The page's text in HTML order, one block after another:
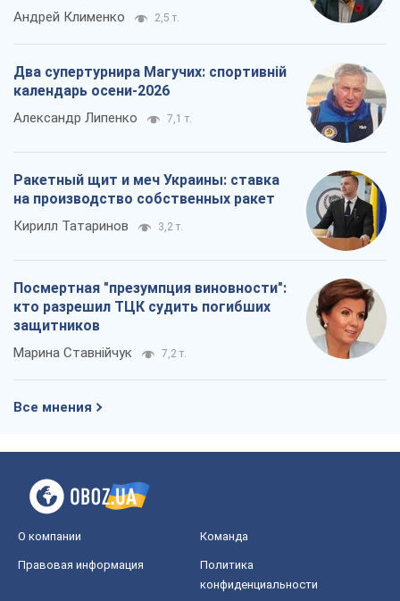
Андрей Клименко 2,5 т.
Два супертурнира Магучих: спортивній
календарь осени-2026
Александр Липенко 7,1 т.
Ракетный щит и меч Украины: ставка
на производство собственных ракет
Кирилл Татаринов 3,2 т.
Посмертная "презумпция виновности":
кто разрешил ТЦК судить погибших
защитников
Марина Ставнійчук 7,2 т.
Все мнения
О компании Команда
Правовая информация
Политика
конфиденциальности